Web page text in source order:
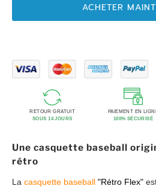
ACHETER
RETOUR GRATUIT
SOUS 14 JOURS
PAIEMENT EN
100% SÉCURISÉ
Une casquette baseball
rétro
La casquette baseball "Rétro Flex"